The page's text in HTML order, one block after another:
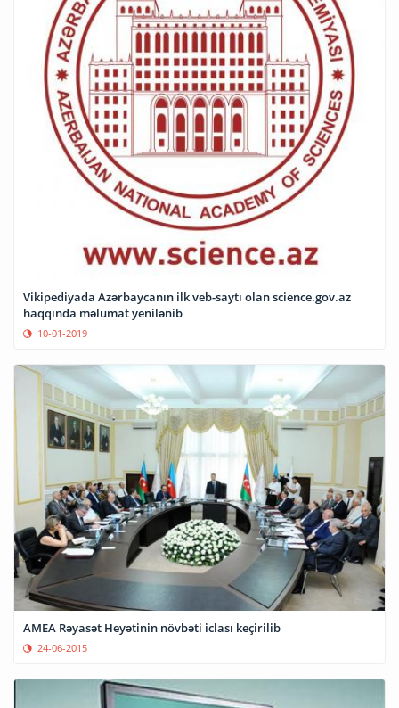
Vikipediyada Azərbaycanın ilk veb-saytı olan science.gov.az
haqqında məlumat yenilənib
10-01-2019
AMEA Rəyasət Heyətinin növbəti iclası keçirilib
24-06-2015